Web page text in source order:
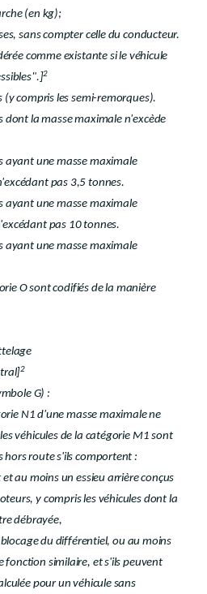
(en kg);
sans compter celle du conducteur.
comme existante si le véhicule
2
(y compris les semi-remorques).
dont la masse maximale n'excède
ayant une masse maximale
pas 3,5 tonnes.
ayant une masse maximale
pas 10 tonnes.
ayant une masse maximale
O sont codifiés de la manière
2
G) :
N1 d'une masse maximale ne
véhicules de la catégorie M1 sont
hors route s'ils comportent :
au moins un essieu arrière conçus
y compris les véhicules dont la
débrayée,
du différentiel, ou au moins
fonction similaire, et s'ils peuvent
pour un véhicule sans